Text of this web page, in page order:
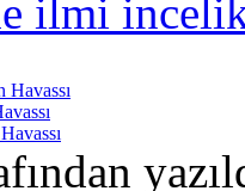
ilmi
Havassı